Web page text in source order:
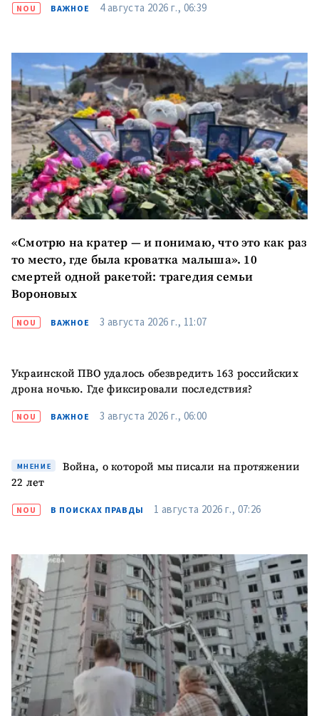
NOU ВАЖНОЕ 4 августа 2026 г., 06:39
«Смотрю на кратер — и понимаю, что это как раз
то место, где была кроватка малыша». 10
смертей одной ракетой: трагедия семьи
Вороновых
NOU ВАЖНОЕ 3 августа 2026 г., 11:07
Украинской ПВО удалось обезвредить 163 российских
дрона ночью. Где фиксировали последствия?
NOU ВАЖНОЕ 3 августа 2026 г., 06:00
МНЕНИЕ
Война, о которой мы писали на протяжении
22 лет
NOU В ПОИСКАХ ПРАВДЫ 1 августа 2026 г., 07:26
+ Добавить ссылку на
Текст новости
+ Добавить текст
новости
КОНТАКТНЫЙ ИСТОЧНИК
Анонимный источник
Имя + Моё имя
Телефон
+ Личный телефон
с политикой